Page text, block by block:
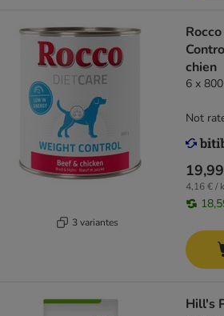
3 variantes
chien
6 x
4,16 € /
Not
Hill's